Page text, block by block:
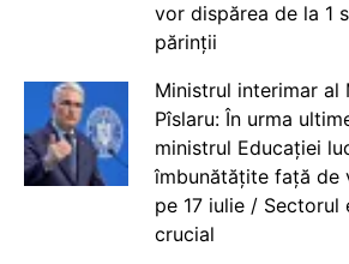
vor dispărea de la 1
părinții
Ministrul interimar al
Pîslaru: În urma
ministrul Educației
îmbunătățite față de
pe 17 iulie / Sectorul
crucial